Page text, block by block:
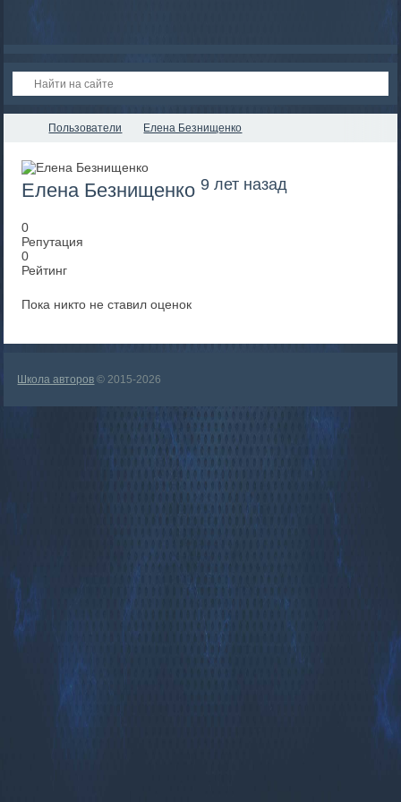
Пользователи Елена Безнищенко
Елена Безнищенко 9 лет назад
0
Репутация
0
Рейтинг
Пока никто не ставил оценок
Школа авторов © 2015-2026